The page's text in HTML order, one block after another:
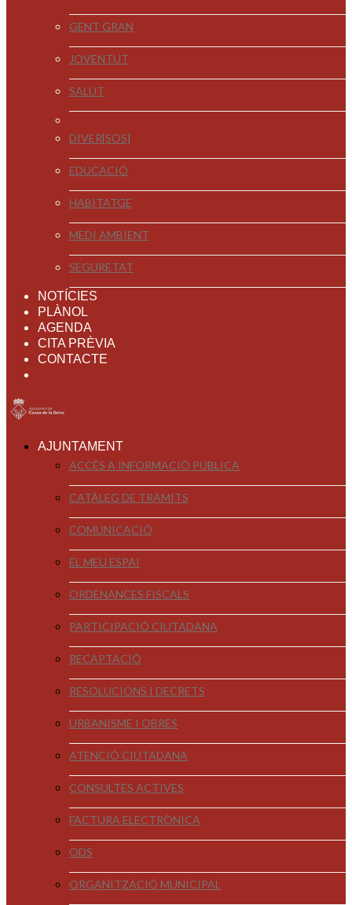
GENT GRAN
JOVENTUT
SALUT
DIVER[SOS]
EDUCACIÓ
HABITATGE
MEDI AMBIENT
SEGURETAT
NOTÍCIES
PLÀNOL
AGENDA
CITA PRÈVIA
CONTACTE
AJUNTAMENT
ACCÉS A INFORMACIÓ PÚBLICA
CATÀLEG DE TRÀMITS
COMUNICACIÓ
EL MEU ESPAI
ORDENANCES FISCALS
PARTICIPACIÓ CIUTADANA
RECAPTACIÓ
RESOLUCIONS I DECRETS
URBANISME I OBRES
ATENCIÓ CIUTADANA
CONSULTES ACTIVES
FACTURA ELECTRÒNICA
ODS
ORGANITZACIÓ MUNICIPAL